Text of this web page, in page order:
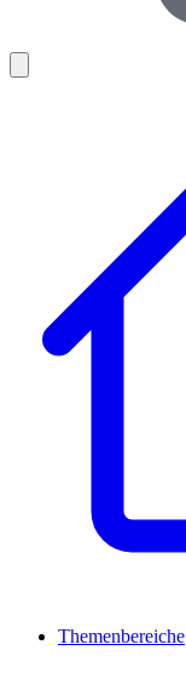
Themenbereiche